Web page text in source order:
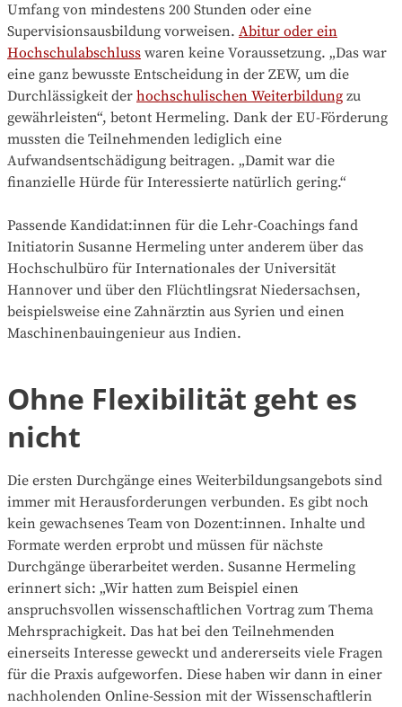
Umfang von mindestens 200 Stunden oder eine
Supervisionsausbildung vorweisen. Abitur oder ein
Hochschulabschluss waren keine Voraussetzung. „Das war
eine ganz bewusste Entscheidung in der ZEW, um die
Durchlässigkeit der hochschulischen Weiterbildung zu
gewährleisten“, betont Hermeling. Dank der EU-Förderung
mussten die Teilnehmenden lediglich eine
Aufwandsentschädigung beitragen. „Damit war die
finanzielle Hürde für Interessierte natürlich gering.“
Passende Kandidat:innen für die Lehr-Coachings fand
Initiatorin Susanne Hermeling unter anderem über das
Hochschulbüro für Internationales der Universität
Hannover und über den Flüchtlingsrat Niedersachsen,
beispielsweise eine Zahnärztin aus Syrien und einen
Maschinenbauingenieur aus Indien.
Ohne Flexibilität geht es
nicht
Die ersten Durchgänge eines Weiterbildungsangebots sind
immer mit Herausforderungen verbunden. Es gibt noch
kein gewachsenes Team von Dozent:innen. Inhalte und
Formate werden erprobt und müssen für nächste
Durchgänge überarbeitet werden. Susanne Hermeling
erinnert sich: „Wir hatten zum Beispiel einen
anspruchsvollen wissenschaftlichen Vortrag zum Thema
Mehrsprachigkeit. Das hat bei den Teilnehmenden
einerseits Interesse geweckt und andererseits viele Fragen
für die Praxis aufgeworfen. Diese haben wir dann in einer
nachholenden Online-Session mit der Wissenschaftlerin